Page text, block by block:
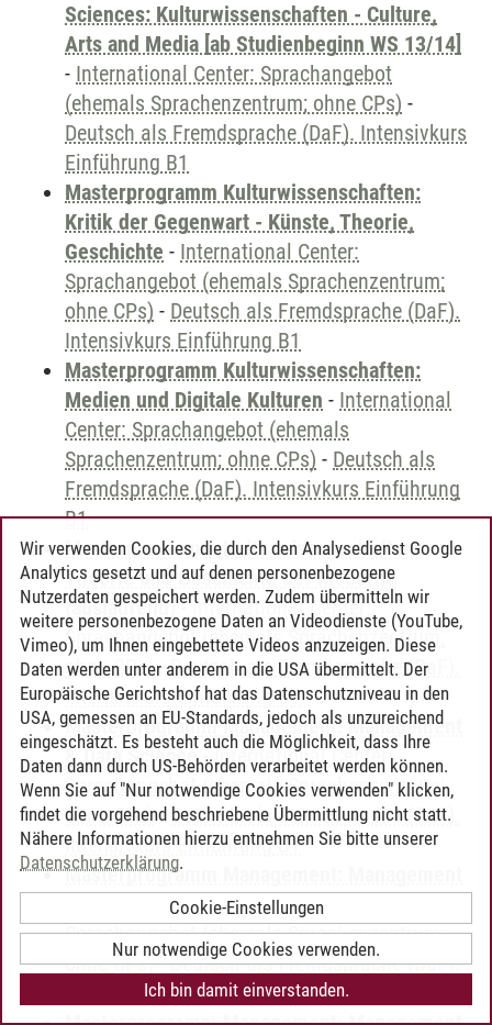
Sciences: Kulturwissenschaften - Culture,
Arts and Media [ab Studienbeginn WS 13/14]
- International Center: Sprachangebot
(ehemals Sprachenzentrum; ohne CPs) -
Deutsch als Fremdsprache (DaF). Intensivkurs
Einführung B1
Masterprogramm Kulturwissenschaften:
Kritik der Gegenwart - Künste, Theorie,
Geschichte - International Center:
Sprachangebot (ehemals Sprachenzentrum;
ohne CPs) - Deutsch als Fremdsprache (DaF).
Intensivkurs Einführung B1
Masterprogramm Kulturwissenschaften:
Medien und Digitale Kulturen - International
Center: Sprachangebot (ehemals
Sprachenzentrum; ohne CPs) - Deutsch als
Fremdsprache (DaF). Intensivkurs Einführung
B1
Masterprogramm Kulturwissenschaften:
Theorie und Geschichte der Moderne
(auslaufend)-International Center:
Sprachangebot (ehemals Sprachenzentrum;
ohne CPs)-Deutsch als Fremdsprache (DaF).
Intensivkurs Einführung B1
Masterprogramm Management: Management
& Data Science-International Center:
Sprachangebot (ehemals Sprachenzentrum;
ohne CPs)- Deutsch als Fremdsprache (DaF).
Intensivkurs Einführung B1
Masterprogramm Management: Management
& Engineering-International Center:
Sprachangebot (ehemals Sprachenzentrum;
ohne CPs)-Deutsch als Fremdsprache (DaF).
Intensivkurs Einführung B1
Wir verwenden Cookies, die durch den Analysedienst Google
Analytics gesetzt und auf denen personenbezogene
Nutzerdaten gespeichert werden. Zudem übermitteln wir
weitere personenbezogene Daten an Videodienste (YouTube,
Vimeo), um Ihnen eingebettete Videos anzuzeigen. Diese
Daten werden unter anderem in die USA übermittelt. Der
Europäische Gerichtshof hat das Datenschutzniveau in den
USA, gemessen an EU-Standards, jedoch als unzureichend
eingeschätzt. Es besteht auch die Möglichkeit, dass Ihre
Daten dann durch US-Behörden verarbeitet werden können.
Wenn Sie auf "Nur notwendige Cookies verwenden" klicken,
findet die vorgehend beschriebene Übermittlung nicht statt.
Nähere Informationen hierzu entnehmen Sie bitte unserer
Datenschutzerklärung.
Cookie-Einstellungen
Nur notwendige Cookies verwenden.
Ich bin damit einverstanden.